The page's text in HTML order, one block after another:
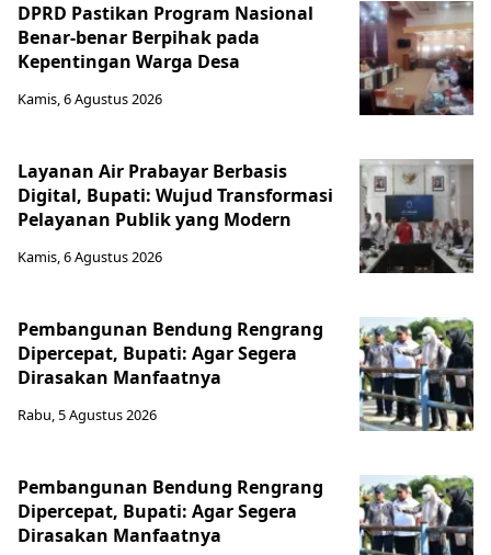
DPRD Pastikan Program Nasional
Benar-benar Berpihak pada
Kepentingan Warga Desa
Kamis, 6 Agustus 2026
Layanan Air Prabayar Berbasis
Digital, Bupati: Wujud Transformasi
Pelayanan Publik yang Modern
Kamis, 6 Agustus 2026
Pembangunan Bendung Rengrang
Dipercepat, Bupati: Agar Segera
Dirasakan Manfaatnya
Rabu, 5 Agustus 2026
Pembangunan Bendung Rengrang
Dipercepat, Bupati: Agar Segera
Dirasakan Manfaatnya